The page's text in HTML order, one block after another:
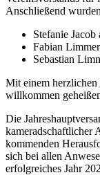
Anschließend
Stefanie Jacob
Fabian
Sebastian
Mit einem
willkommen
Die
kameradschaftlicher
kommenden
sich bei allen
erfolgreiches Jahr